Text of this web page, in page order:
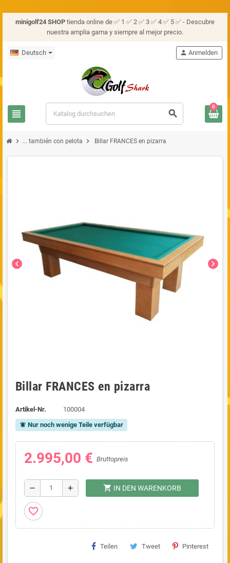
minigolf24 SHOP tienda online de ✅ 1 ✅ 2 ✅ 3 ✅ 4 ✅ 5 ✅ - Descubre
nuestra amplia gama y siempre al mejor precio.
Deutsch
view_headline search
person Anmelden
0
chevron_right ... también con pelota chevron_right Billar FRANCES en pizarra
chevron_left chevron_right
Billar FRANCES en pizarra
Artikel-Nr. 100004
notifications_active Nur noch wenige Teile verfügbar
2.995,00 € Bruttopreis
remove add shopping_cart IN DEN WARENKORB
favorite_border
Teilen Tweet Pinterest